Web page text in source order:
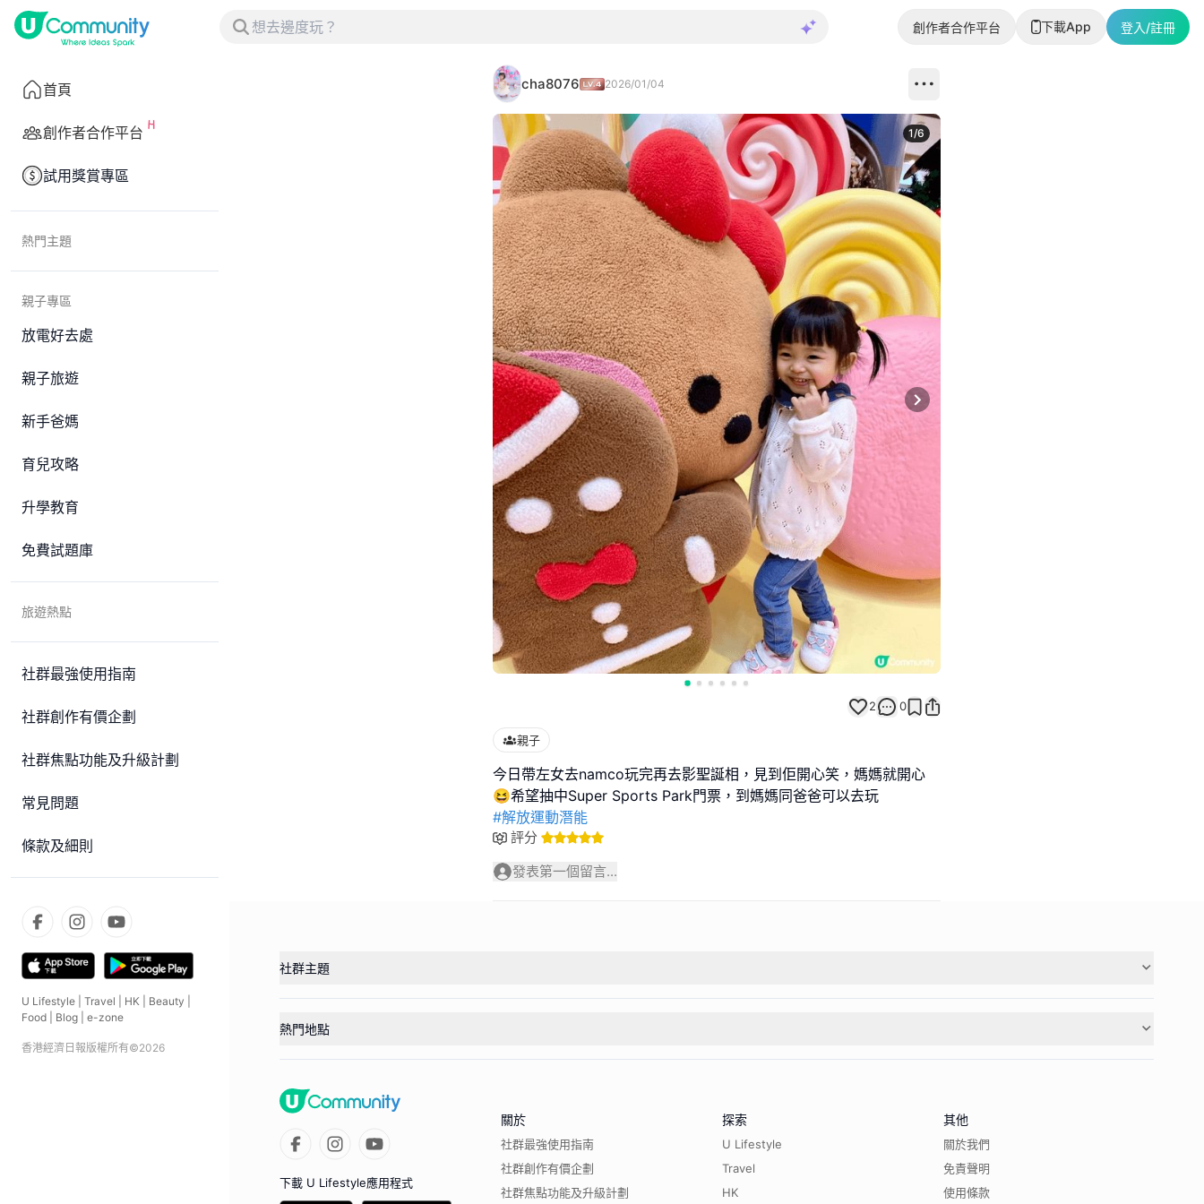
創作者合作平台 下載App 登入/註冊
首頁
創作者合作平台
試用獎賞專區
熱門主題
親子專區
放電好去處
親子旅遊
新手爸媽
育兒攻略
升學教育
免費試題庫
旅遊熱點
社群最強使用指南
社群創作有價企劃
社群焦點功能及升級計劃
常見問題
條款及細則
U Lifestyle Travel HK Beauty
Food
Blog e-zone
香港經濟日報版權所有©2026
cha8076 2026/01/04
Next slide
1/6
2 0
親子
今日帶左女去namco玩完再去影聖誕相，見到佢開心笑，媽媽就開心
#解放運動潛能
評分
發表第一個留言...
社群主題
熱門地點
下載 U Lifestyle應用程式
關於
社群最強使用指南
社群創作有價企劃
社群焦點功能及升級計劃
探索
U Lifestyle
Travel
HK
其他
關於我們
免責聲明
使用條款